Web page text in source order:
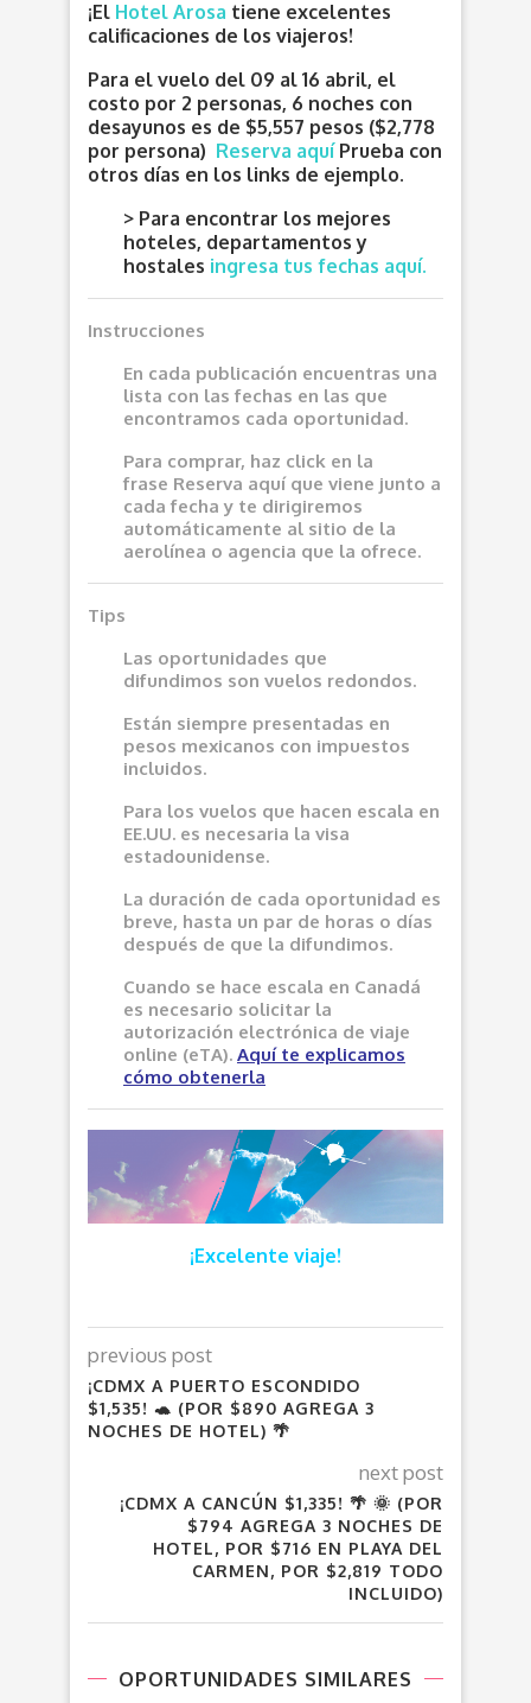
¡El Hotel Arosa tiene excelentes
calificaciones de los viajeros!
Para el vuelo del 09 al 16 abril, el
costo por 2 personas, 6 noches con
desayunos es de $5,557 pesos ($2,778
por persona) Reserva aquí Prueba con
otros días en los links de ejemplo.
> Para encontrar los mejores
hoteles, departamentos y
hostales ingresa tus fechas aquí.
Instrucciones
En cada publicación encuentras una
lista con las fechas en las que
encontramos cada oportunidad.
Para comprar, haz click en la
frase Reserva aquí que viene junto a
cada fecha y te dirigiremos
automáticamente al sitio de la
aerolínea o agencia que la ofrece.
Tips
Las oportunidades que
difundimos son vuelos redondos.
Están siempre presentadas en
pesos mexicanos con impuestos
incluidos.
Para los vuelos que hacen escala en
EE.UU. es necesaria la visa
estadounidense.
La duración de cada oportunidad es
breve, hasta un par de horas o días
después de que la difundimos.
Cuando se hace escala en Canadá
es necesario solicitar la
autorización electrónica de viaje
online (eTA). Aquí te explicamos
cómo obtenerla
¡Excelente viaje!
previous post
¡CDMX A PUERTO ESCONDIDO
$1,535! 🐢 (POR $890 AGREGA 3
NOCHES DE HOTEL) 🌴
next post
¡CDMX A CANCÚN $1,335! 🌴 🌞 (POR
$794 AGREGA 3 NOCHES DE
HOTEL, POR $716 EN PLAYA DEL
CARMEN, POR $2,819 TODO
INCLUIDO)
OPORTUNIDADES SIMILARES